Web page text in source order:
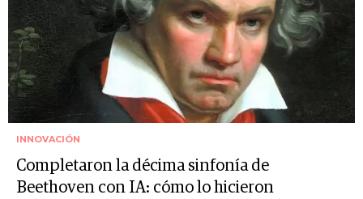
INNOVACIÓN
Completaron la décima sinfonía de
Beethoven con IA: cómo lo hicieron